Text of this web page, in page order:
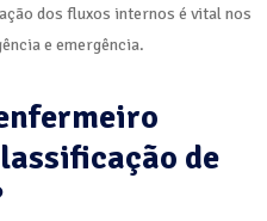
dos fluxos internos é vital nos
e emergência.
de